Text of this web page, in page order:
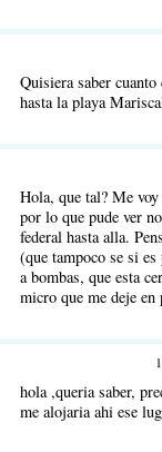
Quisiera saber
hasta la playa
Hola, que tal? Me
por lo que pude ver
federal hasta alla.
(que tampoco se si
a bombas, que esta
micro que me deje en
hola ,queria saber,
me alojaria ahi ese